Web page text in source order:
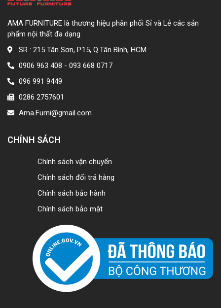
AMA FURNITURE là thương hiệu phân phối Sỉ và Lẻ các sản
phẩm nội thất đa dạng
SR : 215 Tân Sơn, P.15, Q.Tân Bình, HCM
0906 963 408 - 093 668 0717
096 991 9449
0286 2757601
Ama.Furni@gmail.com
CHÍNH SÁCH
Chính sách vận chuyển
Chính sách đổi trả hàng
Chính sách bảo hành
Chính sách bảo mật